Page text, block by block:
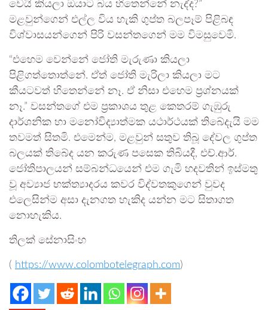
වෙයි කියලා ඔයාට බය හිතෙන්නේ නැද්ද?”
මළවුන්ගෙන් එල්ල විය හැකි ගුප්ත බලපෑම් පිළිබඳ
විශ්වාසයන්ගෙන් පිරි වසන්තගෙන් මම විමසුවෙමි.
“එහෙම වෙන්නේ ජෝති මැරුණා කියලා
පිළිගත්තොත්නේ. ඒත් ජෝති මැරිලා කියලා මට
කීයටවත් හිතෙන්නේ නෑ. ඒ නිසා එහෙම ප්‍රශ්නයක්
නෑ.” වසන්තගේ එම ප්‍රකාශය තුළ කෙතරම් ගැඹුරු
දාර්ශනික හා මනෝවිද්‍යාත්මක යථාර්ථයක් තිබේදැයි මම
තවමත් සිතමි. එමෙන්ම, මළවුන් සතුව තිබූ දේවල ගුප්ත
බලයක් තිබේද යන කරුණ පසෙක තිබියදී, එච්.ආර්.
ජෝතිපාලයන් සම්බන්ධයෙන් එම ගැමි හදවතින් ඉස්මතු
වූ අව්‍යාජ භක්ත්‍යාදරය කවර විද්වතකුගෙන් වුවද
එලෙසින්ම අසා දැනගත හැකිද යන්න මට සිතාගත
නොහැකිය.
තිලක් සේනාසිංහ
( https://www.colombotelegraph.com)